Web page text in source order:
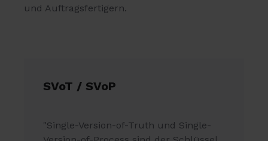
und Auftragsfertigern.
SVoT / SVoP
"Single-Version-of-Truth und Single-